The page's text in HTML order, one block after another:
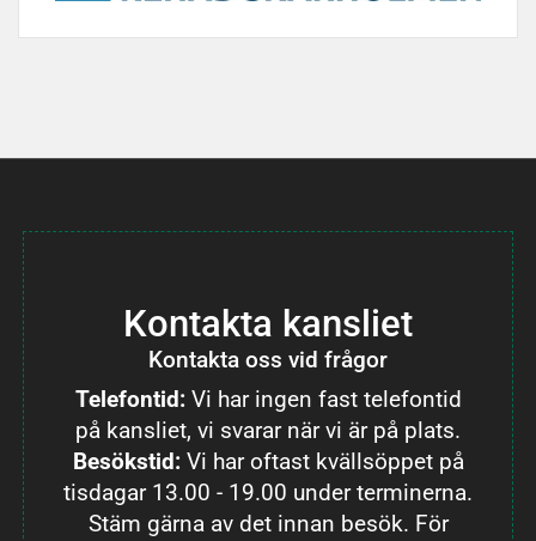
Kontakta kansliet
Kontakta oss vid frågor
Telefontid: Vi har ingen fast telefontid
på kansliet, vi svarar när vi är på plats.
Besökstid: Vi har oftast kvällsöppet på
tisdagar 13.00 - 19.00 under terminerna.
Stäm gärna av det innan besök. För